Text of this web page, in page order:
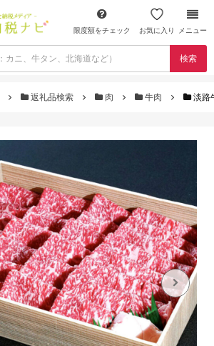
限度額をチェック お気に入り メニュー
検索
返礼品検索 肉 牛肉 淡路